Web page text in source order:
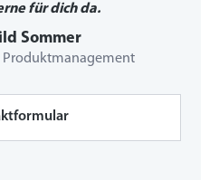
für dich da.
Sommer
Produktmanagement